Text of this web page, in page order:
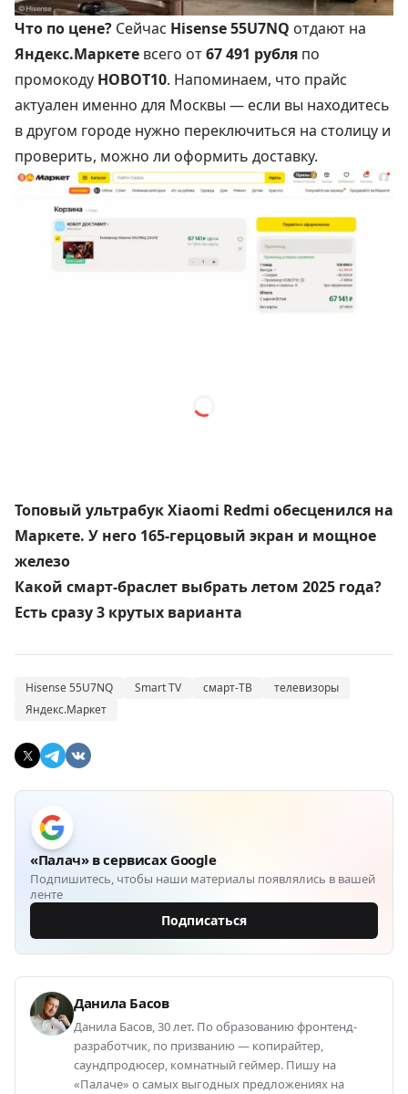
Что по цене? Сейчас Hisense 55U7NQ отдают на
Яндекс.Маркете всего от67 491 рубля по
промокоду HOBOT10. Напоминаем, что прайс
актуален именно для Москвы — если вы находитесь
в другом городе нужно переключиться на столицу и
проверить, можно ли оформить доставку.
Топовый ультрабук Xiaomi Redmi обесценился на
Маркете. У него 165-герцовый экран и мощное
железо
Какой смарт-браслет выбрать летом 2025 года?
Есть сразу 3 крутых варианта
Hisense 55U7NQ Smart TV смарт-ТВ
телевизоры
Яндекс.Маркет
«Палач» в сервисах Google
Подпишитесь, чтобы наши материалы появлялись в вашей
ленте
Подписаться
Данила Басов
Данила Басов, 30 лет. По образованию фронтенд-
разработчик, по призванию — копирайтер,
саундпродюсер, комнатный геймер. Пишу на
«Палаче» о самых выгодных предложениях на